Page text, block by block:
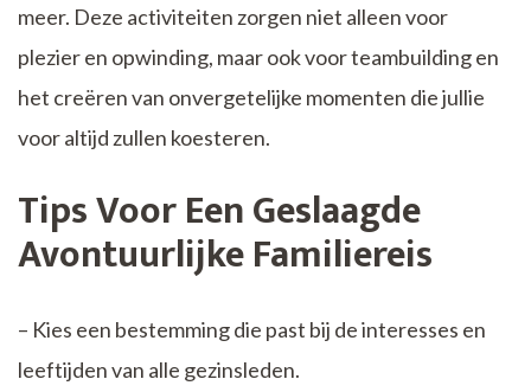
meer. Deze activiteiten zorgen niet alleen voor
plezier en opwinding, maar ook voor teambuilding en
het creëren van onvergetelijke momenten die jullie
voor altijd zullen koesteren.
Tips Voor Een Geslaagde
Avontuurlijke Familiereis
– Kies een bestemming die past bij de interesses en
leeftijden van alle gezinsleden.